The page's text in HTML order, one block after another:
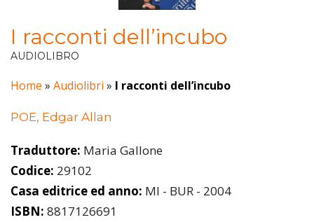
I racconti dell’incubo
AUDIOLIBRO
Home » Audiolibri » I racconti dell’incubo
POE, Edgar Allan
Traduttore: Maria Gallone
Codice: 29102
Casa editrice ed anno: MI - BUR - 2004
ISBN: 8817126691